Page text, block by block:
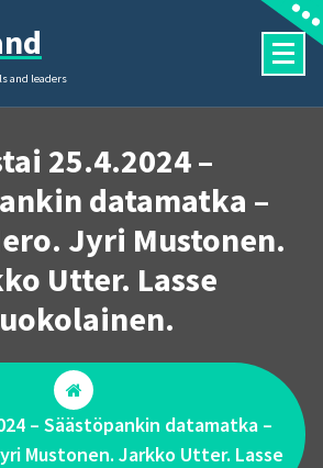
and leaders
25.4.2024 –
datamatka –
Jyri Mustonen.
Utter. Lasse
– Säästöpankin datamatka –
Mustonen. Jarkko Utter. Lasse